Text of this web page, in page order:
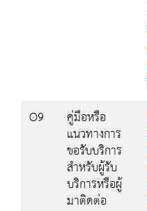
O9
คู่มือหรือ
แนวทางการ
ขอรับบริการ
สำหรับผู้รับ
บริการหรือผู้
มาติดต่อ